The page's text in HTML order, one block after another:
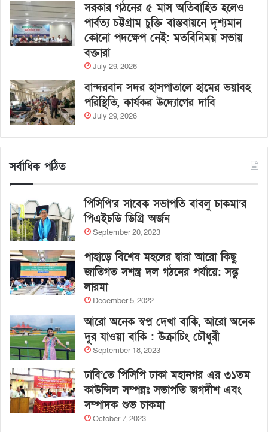
সরকার গঠনের ৫ মাস অতিবাহিত হলেও
পার্বত্য চট্টগ্রাম চুক্তি বাস্তবায়নে দৃশ্যমান
কোনো পদক্ষেপ নেই: মতবিনিময় সভায়
বক্তারা
July 29, 2026
বান্দরবান সদর হাসপাতালে হামের ভয়াবহ
পরিস্থিতি, কার্যকর উদ্যোগের দাবি
July 29, 2026
সর্বাধিক পঠিত
পিসিপি’র সাবেক সভাপতি বাবলু চাকমা’র
পিএইচডি ডিগ্রি অর্জন
September 20, 2023
পাহাড়ে বিশেষ মহলের দ্বারা আরো কিছু
জাতিগত সশস্ত্র দল গঠনের পর্যায়ে: সন্তু
লারমা
December 5, 2022
আরো অনেক স্বপ্ন দেখা বাকি, আরো অনেক
দূর যাওয়া বাকি : উক্রাচিং চৌধুরী
September 18, 2023
ঢাবি’তে পিসিপি ঢাকা মহানগর এর ৩১তম
কাউন্সিল সম্পন্নঃ সভাপতি জগদীশ এবং
সম্পাদক শুভ চাকমা
October 7, 2023